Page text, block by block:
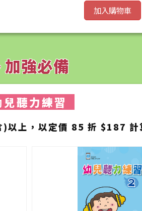
加入購物車
加強必備
兒聽力練習
以上，以定價 85 折 $187 計